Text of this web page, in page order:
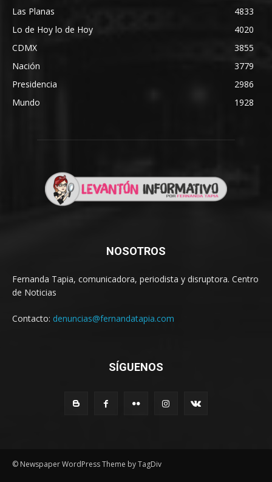
Las Planas
4833
Lo de Hoy lo de Hoy
4020
CDMX
3855
Nación
3779
Presidencia
2986
Mundo
1928
NOSOTROS
Fernanda Tapia, comunicadora, periodista y disruptora. Centro
de Noticias
Contacto: denuncias@fernandatapia.com
SÍGUENOS
© Newspaper WordPress Theme by TagDiv